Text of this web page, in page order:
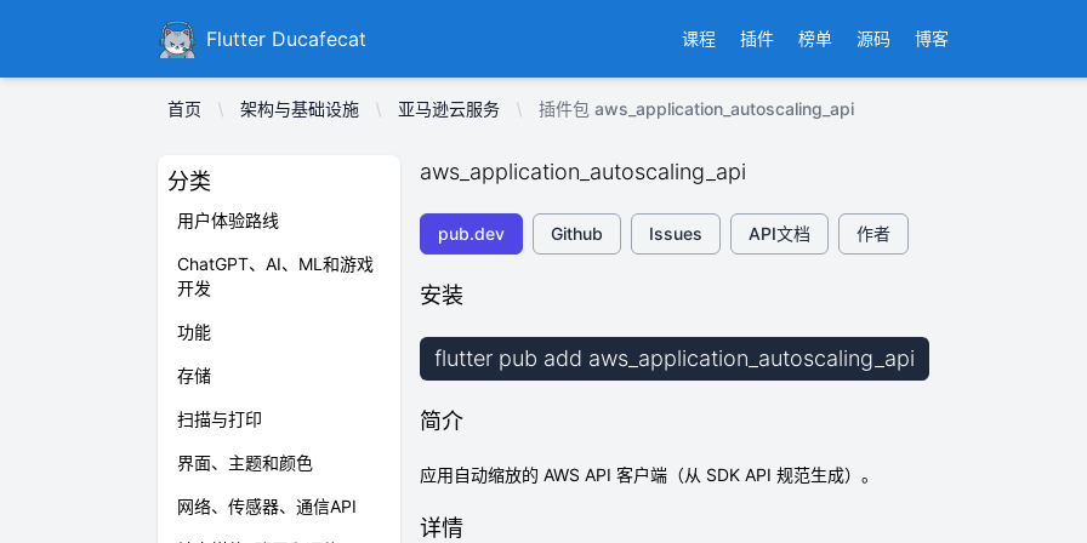
DucafecatFlutter Ducafecat 课程 插件 榜单 源码 博客
首页 架构与基础设施 亚马逊云服务 插件包 aws_application_autoscaling_api
分类
用户体验路线
ChatGPT、AI、ML和游戏
开发
功能
存储
扫描与打印
界面、主题和颜色
网络、传感器、通信API
aws_application_autoscaling_api
pub.dev Github Issues API文档 作者
安装
flutter pub add aws_application_autoscaling_api
简介
应用自动缩放的 AWS API 客户端（从 SDK API 规范生成）。
详情